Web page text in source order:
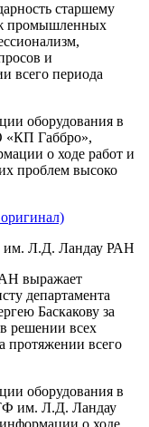
старшему
промышленных
и
всего периода
оборудования в
«КП­ Габбро»,
о ходе работ и
проблем высоко
Л.Д. Ландау РАН
выражает
департамента
Баскакову за
решении всех
протяжении всего
оборудования в
им. Л.Д. Ландау